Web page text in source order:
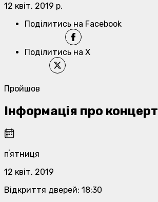
12 квіт. 2019 р.
Поділитись на Facebook
Поділитись на X
Пройшов
Інформація про концерт
пʼятниця
12 квіт. 2019
Відкриття дверей: 18:30